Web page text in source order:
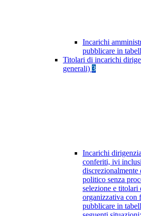
Incarichi
pubblicare in
Titolari di incarichi
generali) 3
Incarichi
conferiti, ivi
politico senza
selezione e titolari
organizzativa con
pubblicare in